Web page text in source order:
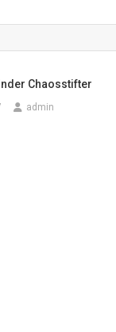
Chaosstifter
admin